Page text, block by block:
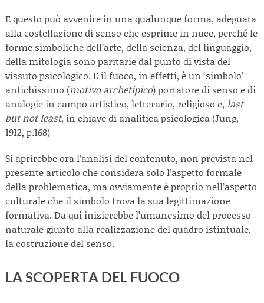
E questo può avvenire in una qualunque forma, adeguata
alla costellazione di senso che esprime in nuce, perché le
forme simboliche dell’arte, della scienza, del linguaggio,
della mitologia sono paritarie dal punto di vista del
vissuto psicologico. E il fuoco, in effetti, è un ‘simbolo’
antichissimo (motivo archetipico) portatore di senso e di
analogie in campo artistico, letterario, religioso e, last
but not least, in chiave di analitica psicologica (Jung,
1912, p.168)
Si aprirebbe ora l’analisi del contenuto, non prevista nel
presente articolo che considera solo l’aspetto formale
della problematica, ma ovviamente è proprio nell’aspetto
culturale che il simbolo trova la sua legittimazione
formativa. Da qui inizierebbe l’umanesimo del processo
naturale giunto alla realizzazione del quadro istintuale,
la costruzione del senso.
LA SCOPERTA DEL FUOCO